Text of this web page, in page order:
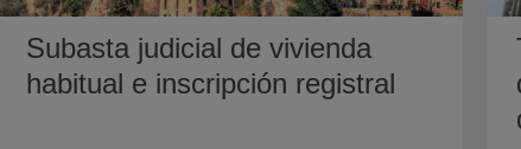
Subasta judicial de vivienda
habitual e inscripción registral